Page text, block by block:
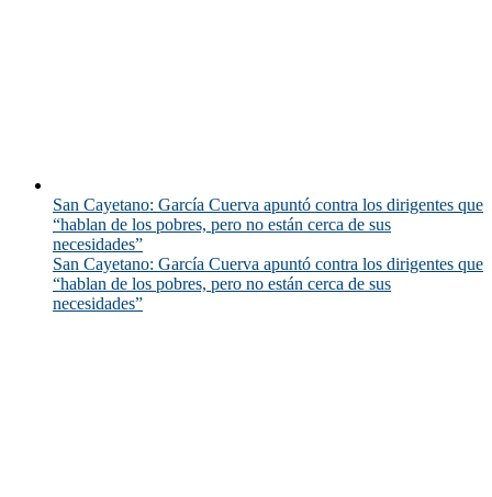
San Cayetano: García Cuerva apuntó contra los dirigentes que
“hablan de los pobres, pero no están cerca de sus
necesidades”
San Cayetano: García Cuerva apuntó contra los dirigentes que
“hablan de los pobres, pero no están cerca de sus
necesidades”